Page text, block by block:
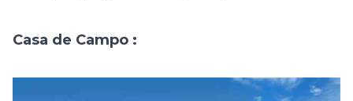
Casa de Campo :